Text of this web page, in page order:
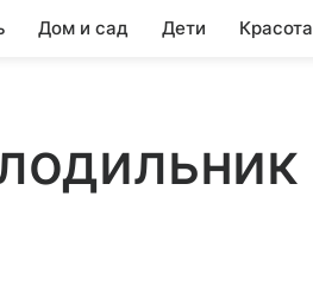
Дом и сад Дети Красота